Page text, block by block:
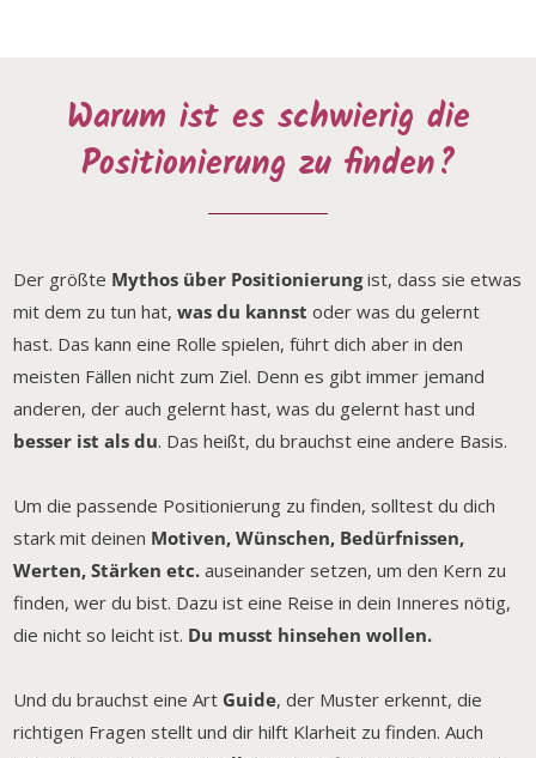
Warum ist es schwierig die
Positionierung zu finden?
Der größte Mythos über Positionierungist, dass sie etwas
mit dem zu tun hat, was du kannst oder was du gelernt
hast. Das kann eine Rolle spielen, führt dich aber in den
meisten Fällen nicht zum Ziel. Denn es gibt immer jemand
anderen, der auch gelernt hast, was du gelernt hast und
besser ist als du. Das heißt, du brauchst eine andere Basis.
Um die passende Positionierung zu finden, solltest du dich
stark mit deinen Motiven, Wünschen, Bedürfnissen,
Werten, Stärken etc. auseinander setzen, um den Kern zu
finden, wer du bist. Dazu ist eine Reise in dein Inneres nötig,
die nicht so leicht ist. Du musst hinsehen wollen.
Und du brauchst eine Art Guide, der Muster erkennt, die
richtigen Fragen stellt und dir hilft Klarheit zu finden. Auch